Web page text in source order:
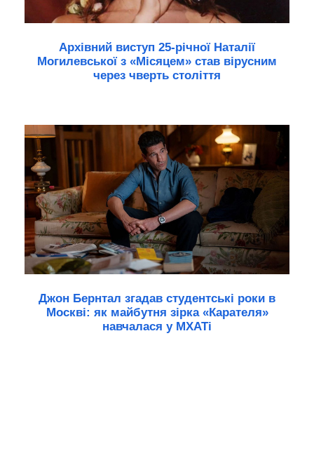
Архівний виступ 25-річної Наталії
Могилевської з «Місяцем» став вірусним
через чверть століття
Джон Бернтал згадав студентські роки в
Москві: як майбутня зірка «Карателя»
навчалася у МХАТі